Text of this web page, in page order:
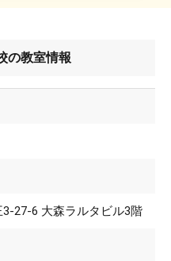
の教室情報
27-6 大森ラルタビル3階